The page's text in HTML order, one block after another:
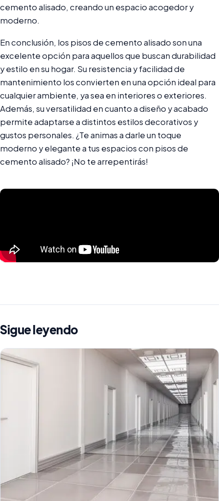
cemento alisado, creando un espacio acogedor y
moderno.
En conclusión, los pisos de cemento alisado son una
excelente opción para aquellos que buscan durabilidad
y estilo en su hogar. Su resistencia y facilidad de
mantenimiento los convierten en una opción ideal para
cualquier ambiente, ya sea en interiores o exteriores.
Además, su versatilidad en cuanto a diseño y acabado
permite adaptarse a distintos estilos decorativos y
gustos personales. ¿Te animas a darle un toque
moderno y elegante a tus espacios con pisos de
cemento alisado? ¡No te arrepentirás!
Sigue leyendo